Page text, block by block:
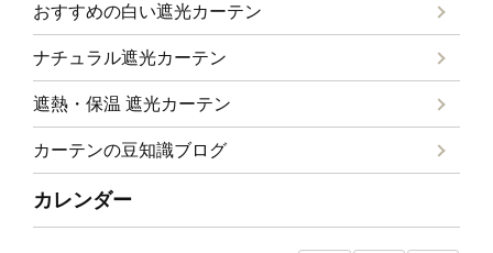
おすすめの白い遮光カーテン
ナチュラル遮光カーテン
遮熱・保温 遮光カーテン
カーテンの豆知識ブログ
カレンダー